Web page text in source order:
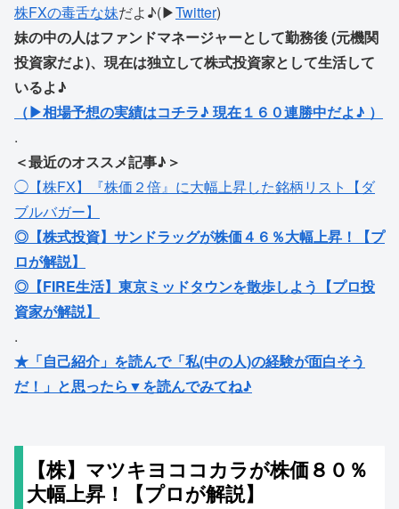
株FXの毒舌な妹だよ♪(▶Twitter)
妹の中の人はファンドマネージャーとして勤務後 (元機関
投資家だよ)、現在は独立して株式投資家として生活して
いるよ♪
（▶相場予想の実績はコチラ♪ 現在１６０連勝中だよ♪ ）
.
＜最近のオススメ記事♪＞
◯【株FX】『株価２倍』に大幅上昇した銘柄リスト【ダ
ブルバガー】
◎【株式投資】サンドラッグが株価４６％大幅上昇！【プ
ロが解説】
◎【FIRE生活】東京ミッドタウンを散歩しよう【プロ投
資家が解説】
.
★「自己紹介」を読んで「私(中の人)の経験が面白そう
だ！」と思ったら▼を読んでみてね♪
【株】マツキヨココカラが株価８０％
大幅上昇！【プロが解説】